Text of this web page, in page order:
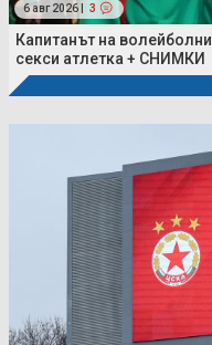
6 авг 2026 | 3
Капитанът на
секси атлетка + СНИМКИ